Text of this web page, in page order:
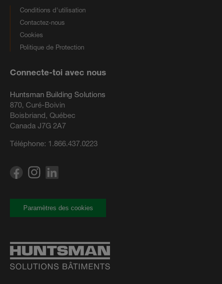
Conditions d'utilisation
Contactez-nous
Cookies
Politique de Protection
Connecte-toi avec nous
Huntsman Building Solutions
870, Curé-Boivin
Boisbriand, Québec
Canada J7G 2A7
Téléphone: 1.866.437.0223
Paramètres des cookies